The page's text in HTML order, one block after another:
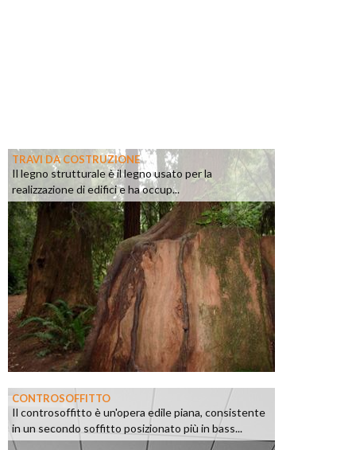
TRAVI DA COSTRUZIONE
Il legno strutturale è il legno usato per la
realizzazione di edifici e ha occup...
CONTROSOFFITTO
Il controsoffitto è un'opera edile piana, consistente
in un secondo soffitto posizionato più in bass...